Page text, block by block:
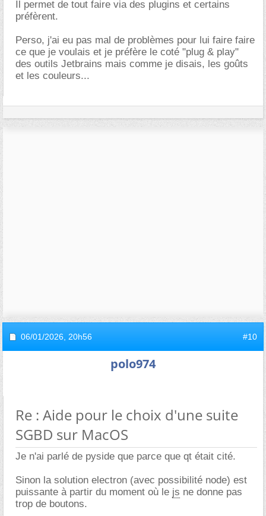
Il permet de tout faire via des plugins et certains
préfèrent.
Perso, j'ai eu pas mal de problèmes pour lui faire faire
ce que je voulais et je préfère le coté "plug & play"
des outils Jetbrains mais comme je disais, les goûts
et les couleurs...
06/01/2026, 20h56 #10
polo974
Re : Aide pour le choix d'une suite
SGBD sur MacOS
Je n'ai parlé de pyside que parce que qt était cité.
Sinon la solution electron (avec possibilité node) est
puissante à partir du moment où le js ne donne pas
trop de boutons.